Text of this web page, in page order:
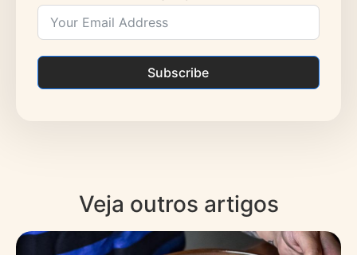
Subscribe
Veja outros artigos